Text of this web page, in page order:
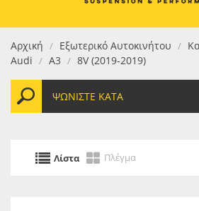
Αρχική / Εξωτερικό Αυτοκινήτου /
Audi / A3 / 8V (2019-2019)
ΨΩΝΊΣΤΕ ΚΑΤΆ
Λίστα Πλέγμα